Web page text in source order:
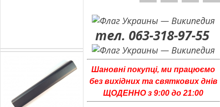
тел. 063-318-97-55
Шановні покупці, ми працюємо
без вихідних та святкових днів
ЩОДЕННО з 9:00 до 21:00